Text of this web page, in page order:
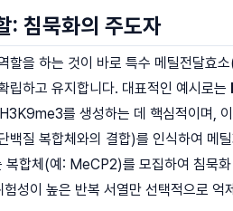
: 침묵화의 주도자
할을 하는 것이 바로 특수 메틸전달
립하고 유지합니다. 대표적인 예시로는
를 생성하는 데 핵심적이며,
백질 복합체와의 결합)를 인식하여 메
합체(예: MeCP2)를 모집하여 침묵
성이 높은 반복 서열만 선택적으로 억